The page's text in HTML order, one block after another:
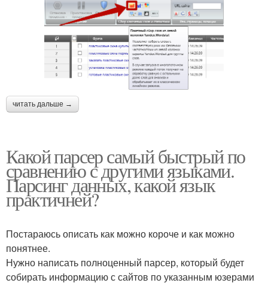
читать дальше →
Какой парсер самый быстрый по
сравнению с другими языками.
Парсинг данных, какой язык
практичней?
Постараюсь описать как можно короче и как можно
понятнее.
Нужно написать полноценный парсер, который будет
собирать информацию с сайтов по указанным юзерами